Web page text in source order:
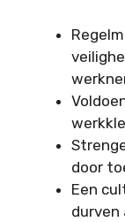
door
Een
durven